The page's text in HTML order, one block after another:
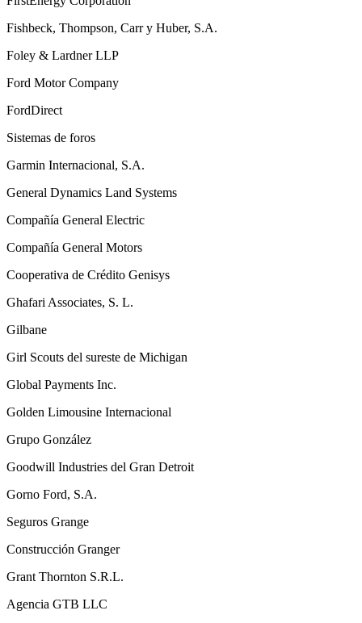
Fishbeck, Thompson, Carr y Huber, S.A.
Foley & Lardner LLP
Ford Motor Company
FordDirect
Sistemas de foros
Garmin Internacional, S.A.
General Dynamics Land Systems
Compañía General Electric
Compañía General Motors
Cooperativa de Crédito Genisys
Ghafari Associates, S. L.
Gilbane
Girl Scouts del sureste de Michigan
Global Payments Inc.
Golden Limousine Internacional
Grupo González
Goodwill Industries del Gran Detroit
Gorno Ford, S.A.
Seguros Grange
Construcción Granger
Grant Thornton S.R.L.
Agencia GTB LLC